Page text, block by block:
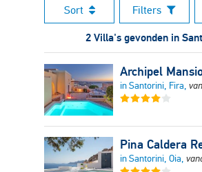
Sort Filters
2 Villa's gevonden in
Archipel
in Santorini, Fira,
Pina Caldera
in Santorini, Oia,